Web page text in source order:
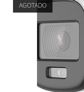
AGOTADO